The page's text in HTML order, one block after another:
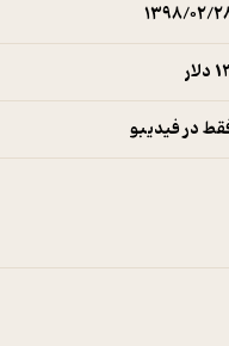
راوی و با زبانی مبهم بیان
را به دردسرهای زیادی
اقتباسی از این کتاب ساخته شد.
۰۲/۲۸
در فیدیبو